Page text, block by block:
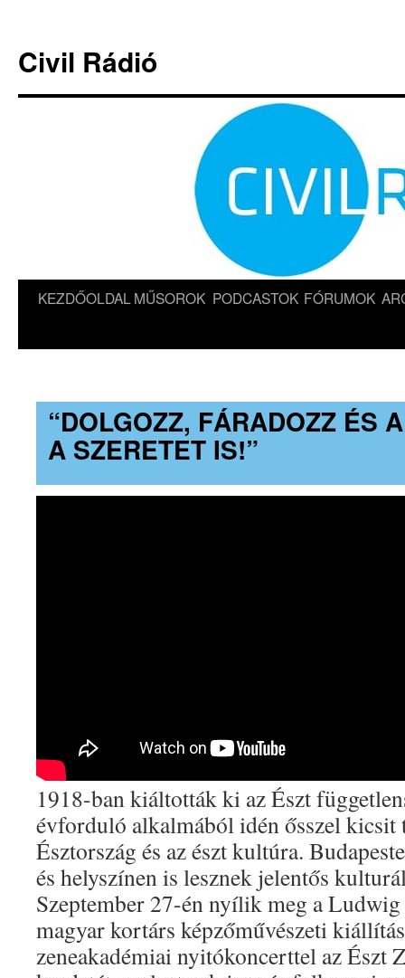
tartalomba
Civil Rádió
KEZDŐOLDAL MŰSOROK PODCASTOK FÓRUMOK
“DOLGOZZ, FÁRADOZZ ÉS
A SZERETET IS!”
1918-ban kiáltották ki az Észt
évforduló alkalmából idén ősszel kicsit
Észtország és az észt kultúra.
és helyszínen is lesznek jelentős
Szeptember 27-én nyílik meg a
magyar kortárs képzőművészeti
zeneakadémiai nyitókoncerttel az Észt